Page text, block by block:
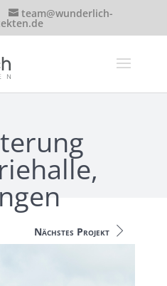
team@wunderlich-
Nächstes Projekt